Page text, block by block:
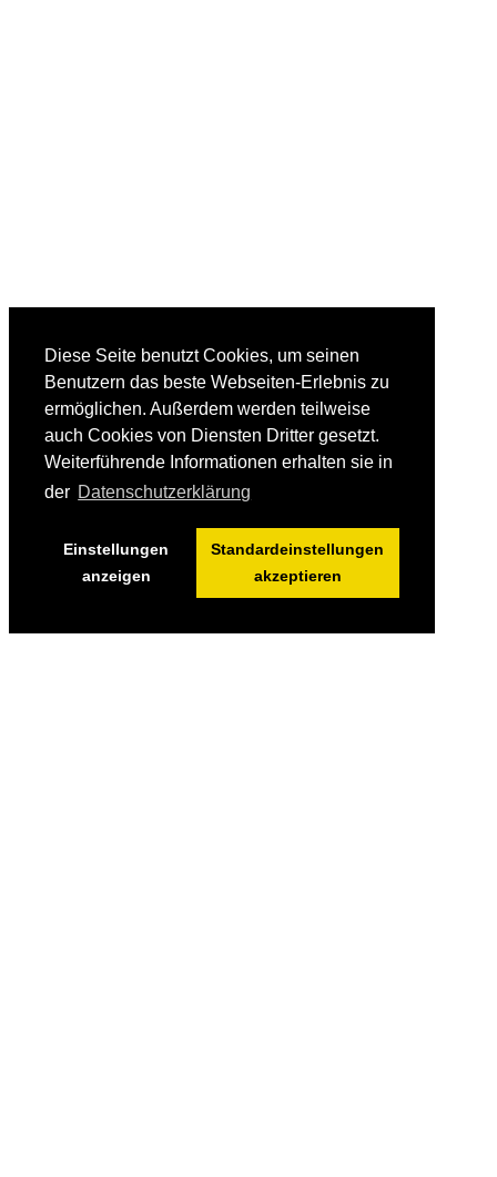
Diese Seite benutzt Cookies, um seinen
Benutzern das beste Webseiten-Erlebnis zu
ermöglichen. Außerdem werden teilweise
auch Cookies von Diensten Dritter gesetzt.
Weiterführende Informationen erhalten sie in
der Datenschutzerklärung
Einstellungen
anzeigen
Standardeinstellungen
akzeptieren